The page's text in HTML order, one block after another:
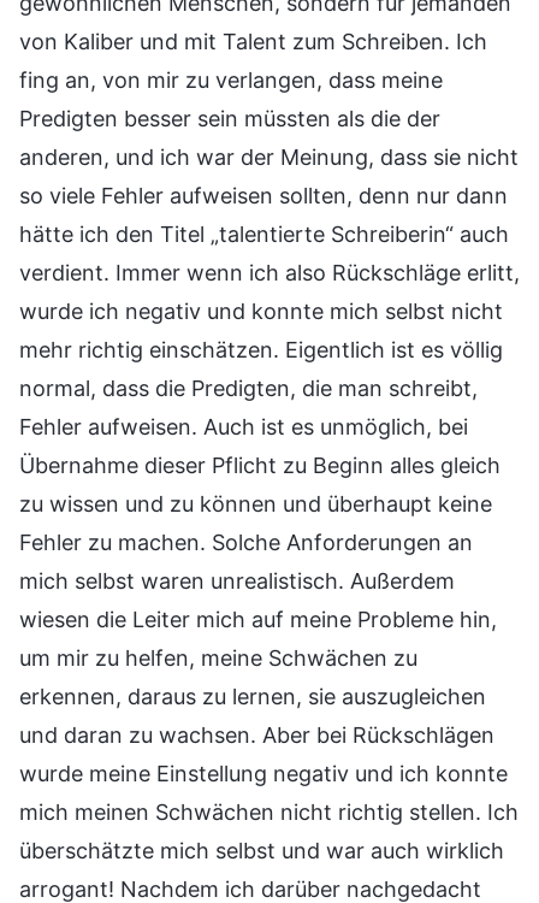
von Kaliber und mit Talent zum Schreiben. Ich
fing an, von mir zu verlangen, dass meine
Predigten besser sein müssten als die der
anderen, und ich war der Meinung, dass sie nicht
so viele Fehler aufweisen sollten, denn nur dann
hätte ich den Titel „talentierte Schreiberin“ auch
verdient. Immer wenn ich also Rückschläge erlitt,
wurde ich negativ und konnte mich selbst nicht
mehr richtig einschätzen. Eigentlich ist es völlig
normal, dass die Predigten, die man schreibt,
Fehler aufweisen. Auch ist es unmöglich, bei
Übernahme dieser Pflicht zu Beginn alles gleich
zu wissen und zu können und überhaupt keine
Fehler zu machen. Solche Anforderungen an
mich selbst waren unrealistisch. Außerdem
wiesen die Leiter mich auf meine Probleme hin,
um mir zu helfen, meine Schwächen zu
erkennen, daraus zu lernen, sie auszugleichen
und daran zu wachsen. Aber bei Rückschlägen
wurde meine Einstellung negativ und ich konnte
mich meinen Schwächen nicht richtig stellen. Ich
überschätzte mich selbst und war auch wirklich
arrogant! Nachdem ich darüber nachgedacht